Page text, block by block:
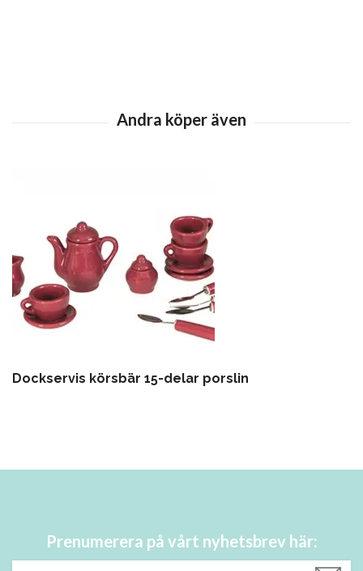
Dockservis körsbär 15-delar porslin
Prenumerera på vårt nyhetsbrev här: